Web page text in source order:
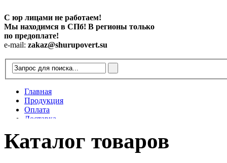
С юр лицами не работаем!
Мы находимся в СПб! В регионы только
по предоплате!
e-mail: zakaz@shurupovert.su
Главная
Продукция
Оплата
Доставка
Статьи
Каталог товаров